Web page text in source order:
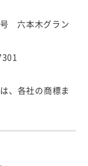
六本木グラン
、各社の商標ま